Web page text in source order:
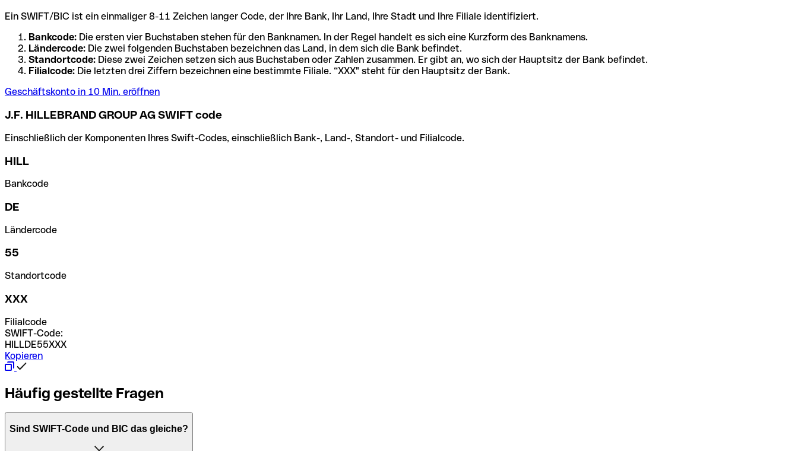
Ein SWIFT/BIC ist ein einmaliger 8-11 Zeichen langer Code, der Ihre Bank, Ihr Land, Ihre Stadt und Ihre Filiale identifiziert.
Bankcode: Die ersten vier Buchstaben stehen für den Banknamen. In der Regel handelt es sich eine Kurzform des Banknamens.
Ländercode: Die zwei folgenden Buchstaben bezeichnen das Land, in dem sich die Bank befindet.
Standortcode: Diese zwei Zeichen setzen sich aus Buchstaben oder Zahlen zusammen. Er gibt an, wo sich der Hauptsitz der Bank befindet.
Filialcode: Die letzten drei Ziffern bezeichnen eine bestimmte Filiale. “XXX" steht für den Hauptsitz der Bank.
Geschäftskonto in 10 Min. eröffnen
J.F. HILLEBRAND GROUP AG SWIFT code
Einschließlich der Komponenten Ihres Swift-Codes, einschließlich Bank-, Land-, Standort- und Filialcode.
HILL
Bankcode
DE
Ländercode
55
Standortcode
XXX
Filialcode
SWIFT-Code:
HILLDE55XXX
Kopieren
Häufig gestellte Fragen
Sind SWIFT-Code und BIC das gleiche?